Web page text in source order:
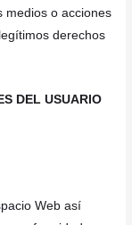
medios o acciones
derechos
DEL USUARIO
Web así